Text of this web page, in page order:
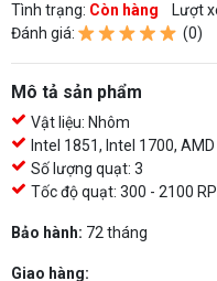
Tình trạng: Còn hàng Lượt
Đánh giá:
(0)
Mô tả sản phẩm
Vật liệu: Nhôm
Intel 1851, Intel 1700,
Số lượng quạt: 3
Tốc độ quạt: 300 - 2100
Bảo hành: 72 tháng
Giao hàng: